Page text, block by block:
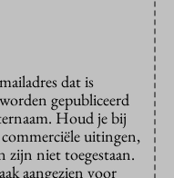
dat is
gepubliceerd
Houd je bij
uitingen,
zijn niet toegestaan.
aangezien voor